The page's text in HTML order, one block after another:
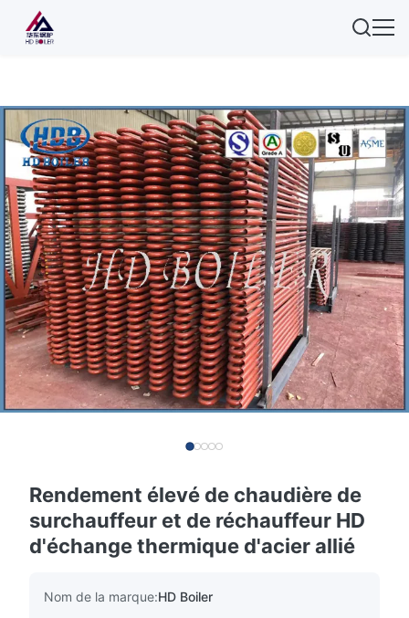
Rendement élevé de chaudière de
surchauffeur et de réchauffeur HD
d'échange thermique d'acier allié
Nom de la marque:HD Boiler